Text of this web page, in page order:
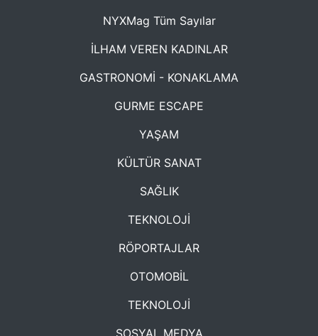
NYXMag Tüm Sayılar
İLHAM VEREN KADINLAR
GASTRONOMİ - KONAKLAMA
GURME ESCAPE
YAŞAM
KÜLTÜR SANAT
SAĞLIK
TEKNOLOJİ
RÖPORTAJLAR
OTOMOBİL
TEKNOLOJİ
SOSYAL MEDYA